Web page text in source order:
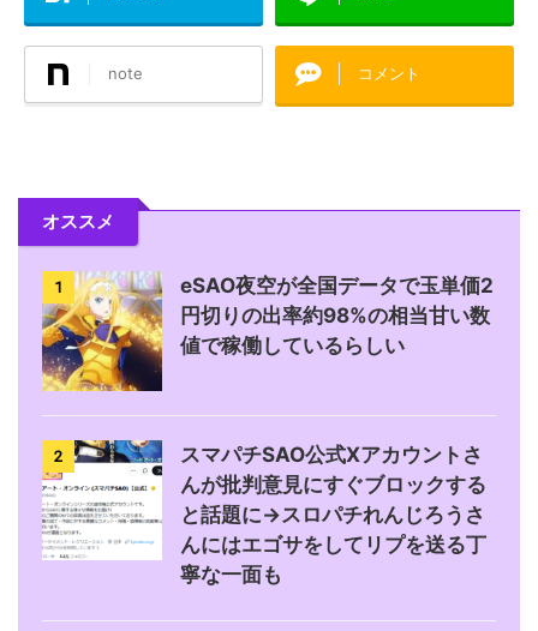
note コメント
オススメ
1
eSAO夜空が全国データで玉単価2
円切りの出率約98%の相当甘い数
値で稼働しているらしい
2
スマパチSAO公式Xアカウントさ
んが批判意見にすぐブロックする
と話題に→スロパチれんじろうさ
んにはエゴサをしてリプを送る丁
寧な一面も